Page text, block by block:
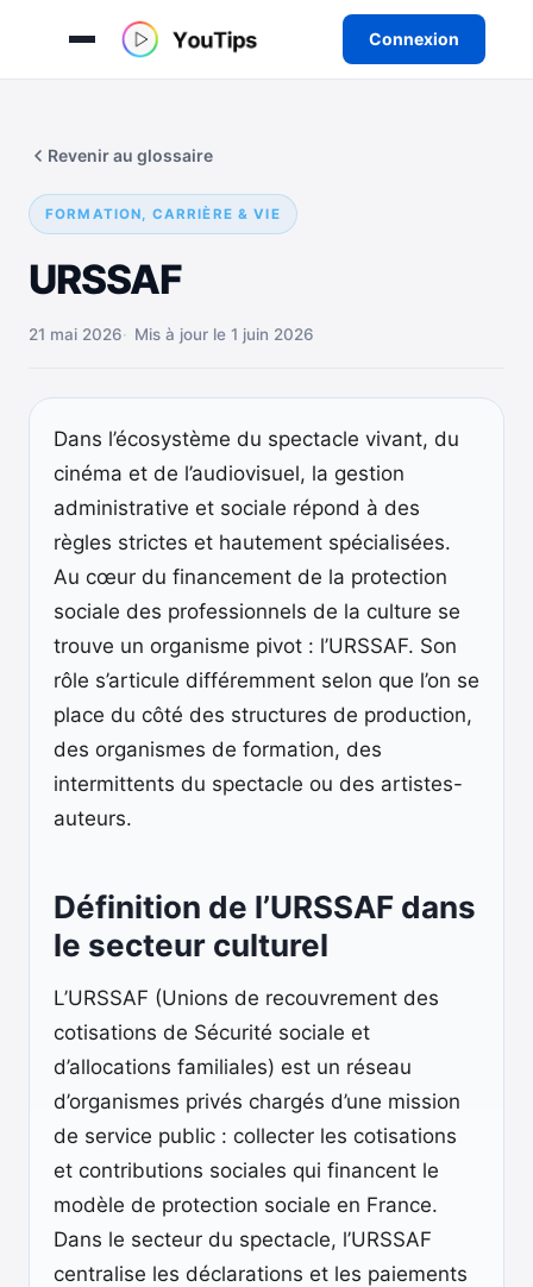
Connexion
contenu
FORMATION, CARRIÈRE & VIE
URSSAF
Revenir au glossaire
21 mai 2026 Mis à jour le 1 juin 2026
Dans l’écosystème du spectacle vivant, du
cinéma et de l’audiovisuel, la gestion
administrative et sociale répond à des
règles strictes et hautement spécialisées.
Au cœur du financement de la protection
sociale des professionnels de la culture se
trouve un organisme pivot : l’URSSAF. Son
rôle s’articule différemment selon que l’on se
place du côté des structures de production,
des organismes de formation, des
intermittents du spectacle ou des artistes-
auteurs.
Définition de l’URSSAF dans
le secteur culturel
L’URSSAF (Unions de recouvrement des
cotisations de Sécurité sociale et
d’allocations familiales) est un réseau
d’organismes privés chargés d’une mission
de service public : collecter les cotisations
et contributions sociales qui financent le
modèle de protection sociale en France.
Dans le secteur du spectacle, l’URSSAF
centralise les déclarations et les paiements